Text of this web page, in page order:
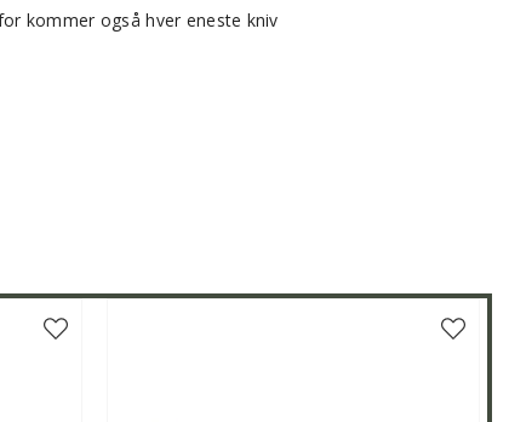
kommer også hver eneste kniv
av vegetabilsk garvet lær og
sin sylskarpe egg. En